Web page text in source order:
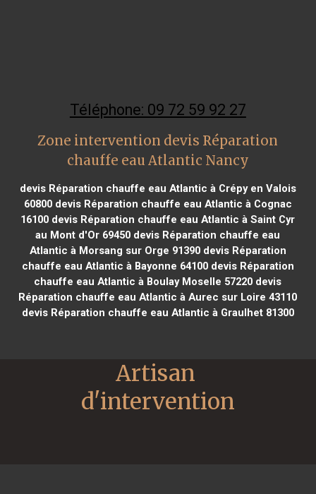
Téléphone: 09 72 59 92 27
Zone intervention devis Réparation
chauffe eau Atlantic Nancy
devis Réparation chauffe eau Atlantic à Crépy en Valois
60800devis Réparation chauffe eau Atlantic à Cognac
16100 devis Réparation chauffe eau Atlantic à Saint Cyr
au Mont d'Or 69450 devis Réparation chauffe eau
Atlantic à Morsang sur Orge 91390devis Réparation
chauffe eau Atlantic à Bayonne 64100devis Réparation
chauffe eau Atlantic à Boulay Moselle 57220 devis
Réparation chauffe eau Atlantic à Aurec sur Loire 43110
devis Réparation chauffe eau Atlantic à Graulhet 81300
Artisan
d'intervention